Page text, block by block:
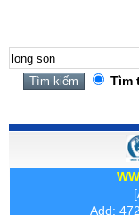
Tìm
[
Add: